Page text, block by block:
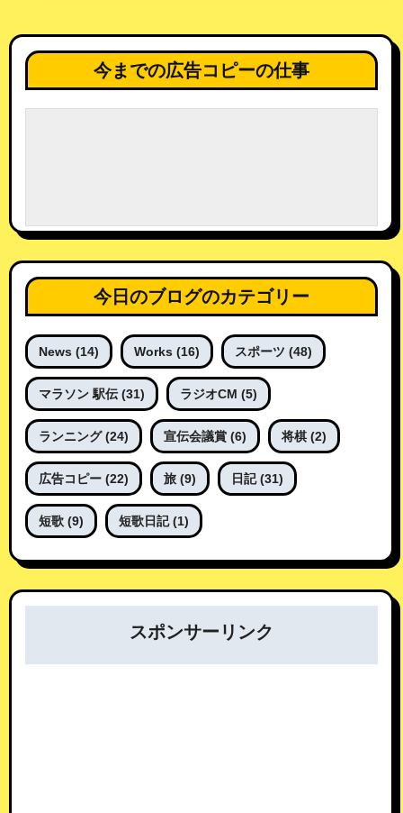
今までの広告コピーの仕事
今日のブログのカテゴリー
News(14) Works(16) スポーツ (48)
マラソン 駅伝(31) ラジオCM (5)
ランニング(24) 宣伝会議賞(6) 将棋(2)
広告コピー(22) 旅(9) 日記(31)
短歌(9) 短歌日記(1)
スポンサーリンク